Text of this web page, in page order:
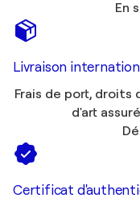
En
Livraison
Frais de port, droits
d'art
Certificat